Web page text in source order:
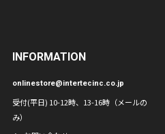
INFORMATION
onlinestore@intertecinc.co.jp
受付(平日) 10-12時、13-16時（メールの
み）